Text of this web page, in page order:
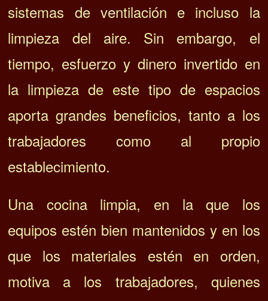
sistemas de ventilación e incluso la
limpieza del aire. Sin embargo, el
tiempo, esfuerzo y dinero invertido en
la limpieza de este tipo de espacios
aporta grandes beneficios, tanto a los
trabajadores como al propio
establecimiento.
Una cocina limpia, en la que los
equipos estén bien mantenidos y en los
que los materiales estén en orden,
motiva a los trabajadores, quienes